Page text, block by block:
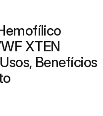
XTEN
Benefícios